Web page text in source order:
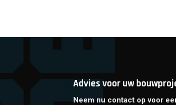
Advies voor uw
Neem nu contact op voor